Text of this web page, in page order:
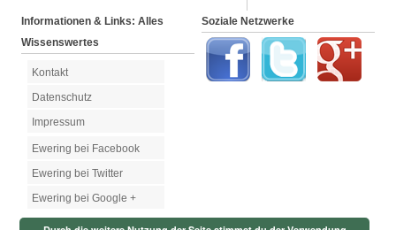
Informationen & Links: Alles
Wissenswertes
Kontakt
Datenschutz
Impressum
Ewering bei Facebook
Ewering bei Twitter
Ewering bei Google +
Soziale Netzwerke